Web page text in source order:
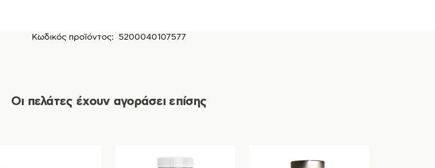
Κωδικός προϊόντος: 5200040107577
Οι πελάτες έχουν αγοράσει επίσης